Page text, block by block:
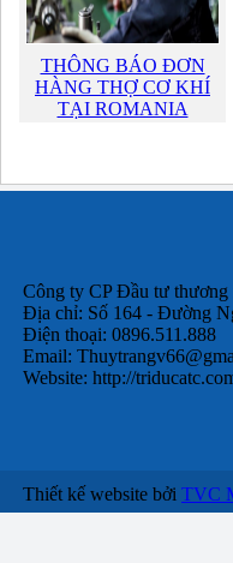
THÔNG BÁO ĐƠN
HÀNG THỢ CƠ KHÍ
TẠI ROMANIA
Công ty CP Đầu tư
Địa chỉ: Số 164 - Đường
Điện thoại: 0896.511.888
Email:
Website: http://
Thiết kế website bởi TVC